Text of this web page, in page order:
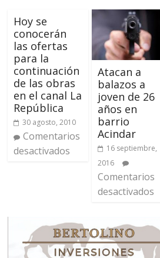
Hoy se
conocerán
las ofertas
para la
continuación
de las obras
en el canal La
República
30 agosto, 2010
Comentarios
desactivados
Atacan a
balazos a
joven de 26
años en
barrio
Acindar
16 septiembre,
2016
Comentarios
desactivados